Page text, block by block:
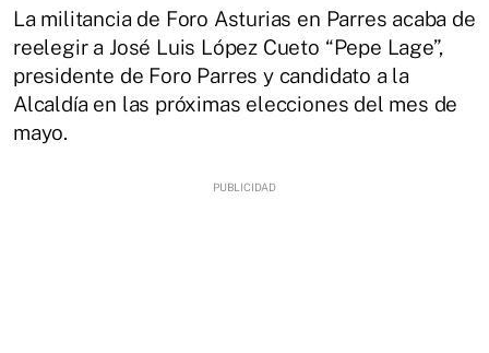
La militancia de Foro Asturias en Parres acaba de
reelegir a José Luis López Cueto “Pepe Lage”,
presidente de Foro Parres y candidato a la
Alcaldía en las próximas elecciones del mes de
mayo.